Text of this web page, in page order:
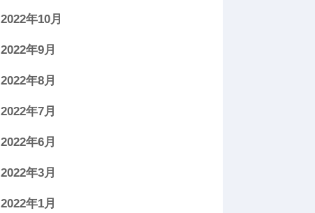
2022年10月
2022年9月
2022年8月
2022年7月
2022年6月
2022年3月
2022年1月